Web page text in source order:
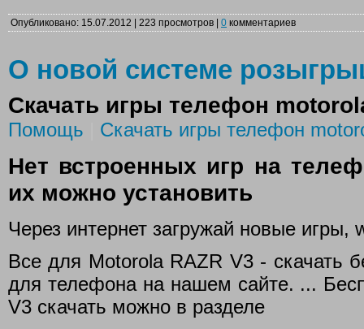
Опубликовано: 15.07.2012 | 223 просмотров | 0 комментариев
О новой системе
Скачать игры телефон
Помощь Скачать игры телефон
Нет встроенных игр на
их можно установить
Через интернет загружай новые игры,
Все для Motorola RAZR V3 - скачать
для телефона на нашем сайте. ...
V3 скачать можно в разделе